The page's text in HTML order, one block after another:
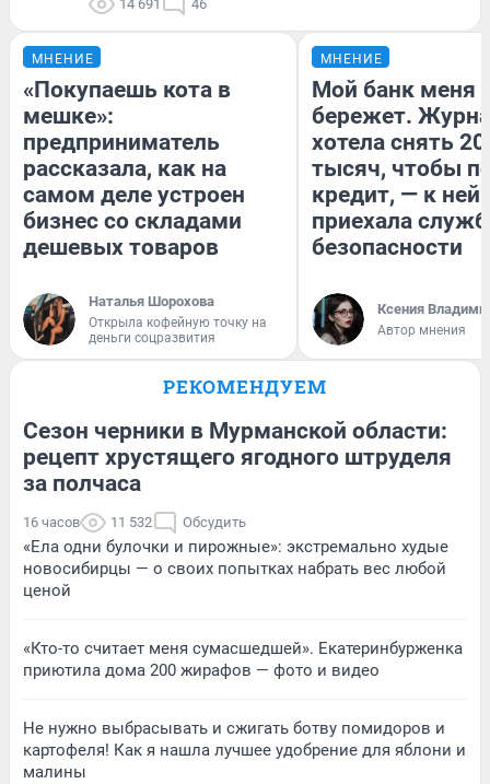
14 691 46
МНЕНИЕ
«Покупаешь кота в
мешке»:
предприниматель
рассказала, как на
самом деле устроен
бизнес со складами
дешевых товаров
Наталья Шорохова
Открыла кофейную точку на
деньги соцразвития
МНЕНИЕ
Мой банк меня
бережет.
хотела снять
тысяч, чтобы
кредит, — к
приехала
безопасности
Ксения
Автор мнения
РЕКОМЕНДУЕМ
Сезон черники в Мурманской области:
рецепт хрустящего ягодного штруделя
за полчаса
16 часов 11 532 Обсудить
«Ела одни булочки и пирожные»: экстремально худые
новосибирцы — о своих попытках набрать вес любой
ценой
«Кто-то считает меня сумасшедшей». Екатеринбурженка
приютила дома 200 жирафов — фото и видео
Не нужно выбрасывать и сжигать ботву помидоров и
картофеля! Как я нашла лучшее удобрение для яблони и
малины